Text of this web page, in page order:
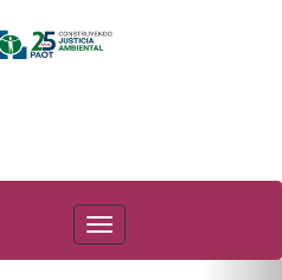
PAOT